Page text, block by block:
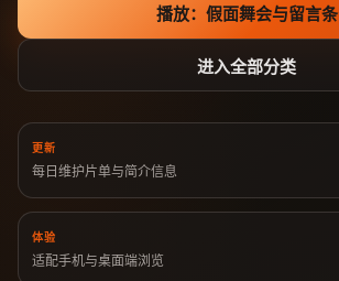
播放： 假面舞会与留言条
进入全部分类
更新
每日维护片单与简介信息
体验
适配手机与桌面端浏览